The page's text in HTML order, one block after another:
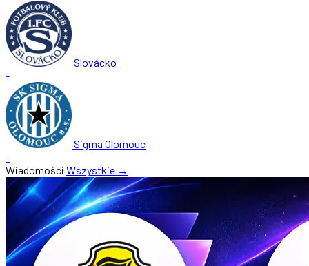
Slovácko
-
Sigma Olomouc
-
Wiadomości Wszystkie →